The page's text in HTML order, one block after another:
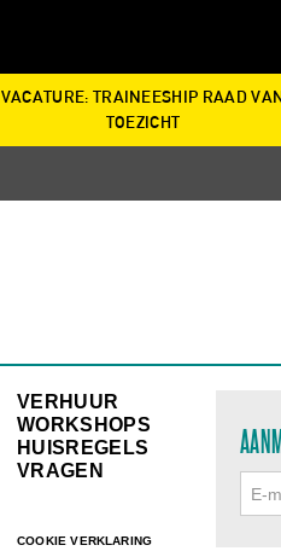
VACATURE: TRAINEESHIP RAAD
TOEZICHT
VERHUUR
WORKSHOPS
HUISREGELS
VRAGEN
COOKIE VERKLARING